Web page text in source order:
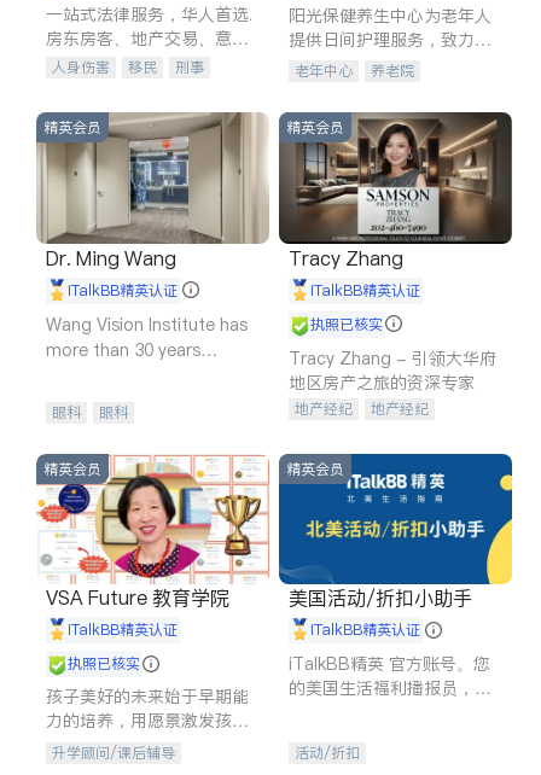
一站式法律服务，华人首选.
房东房客、地产交易、意外
伤害、车祸重伤、商业诉
建筑合同、刑事案件全包办
人身伤害 移民
刑事
信托/遗嘱
商业
商标注册
索赔
律师-其它
阳光保健养生中心为老年人
提供日间护理服务，致力于
通过持续的护理创新来有效
老年中心 养老院
精英会员
Dr. Ming Wang
iTalkBB精英认证
Wang Vision Institute has
more than 30 years
眼科 眼科
精英会员
Tracy Zhang
iTalkBB精英认证
执照已核实
Tracy Zhang - 引领大华府
地区房产之旅的资深专家
地产经纪
地产经纪
商铺租售
精英会员
VSA Future 教育学院
iTalkBB精英认证
执照已核实
孩子美好的未来始于早期能
力的培养，用愿景激发孩子
的学习潜力和动力。理念：
升学顾问/课后辅导
精英会员
美国活动/折扣小助手
iTalkBB精英认证
iTalkBB精英 官方账号。您
的美国生活福利播报员，精
专属福利。
活动/折扣